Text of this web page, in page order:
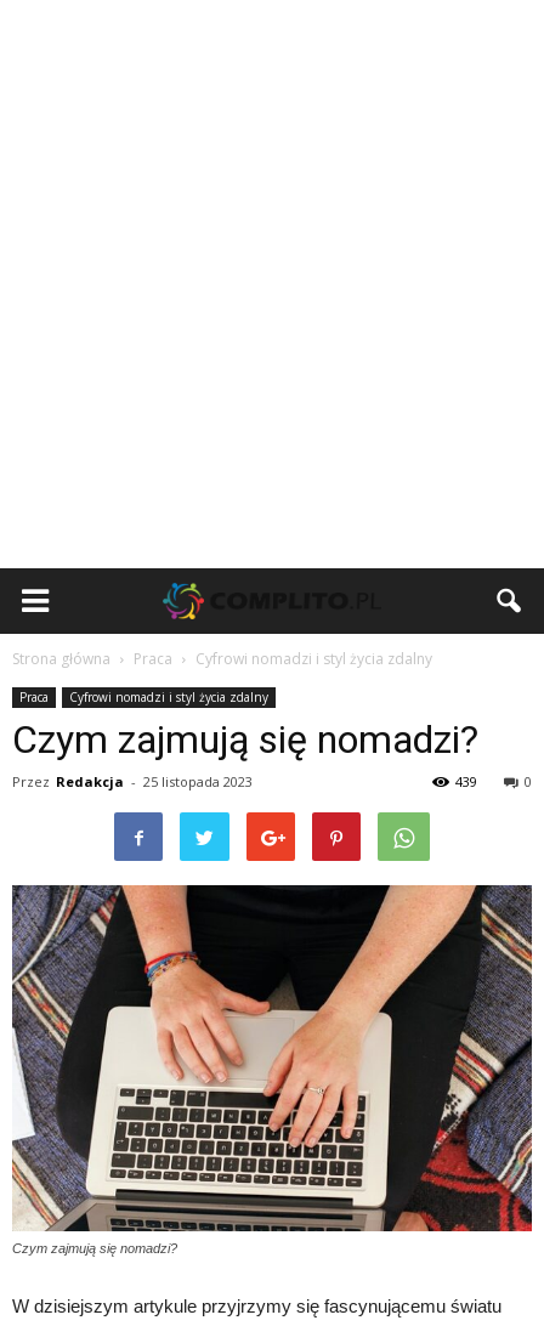
Strona główna Praca Cyfrowi nomadzi i styl życia zdalny
Praca Cyfrowi nomadzi i styl życia zdalny
Czym zajmują się nomadzi?
Przez Redakcja - 25 listopada 2023 0
439
Czym zajmują się nomadzi?
W dzisiejszym artykule przyjrzymy się fascynującemu światu